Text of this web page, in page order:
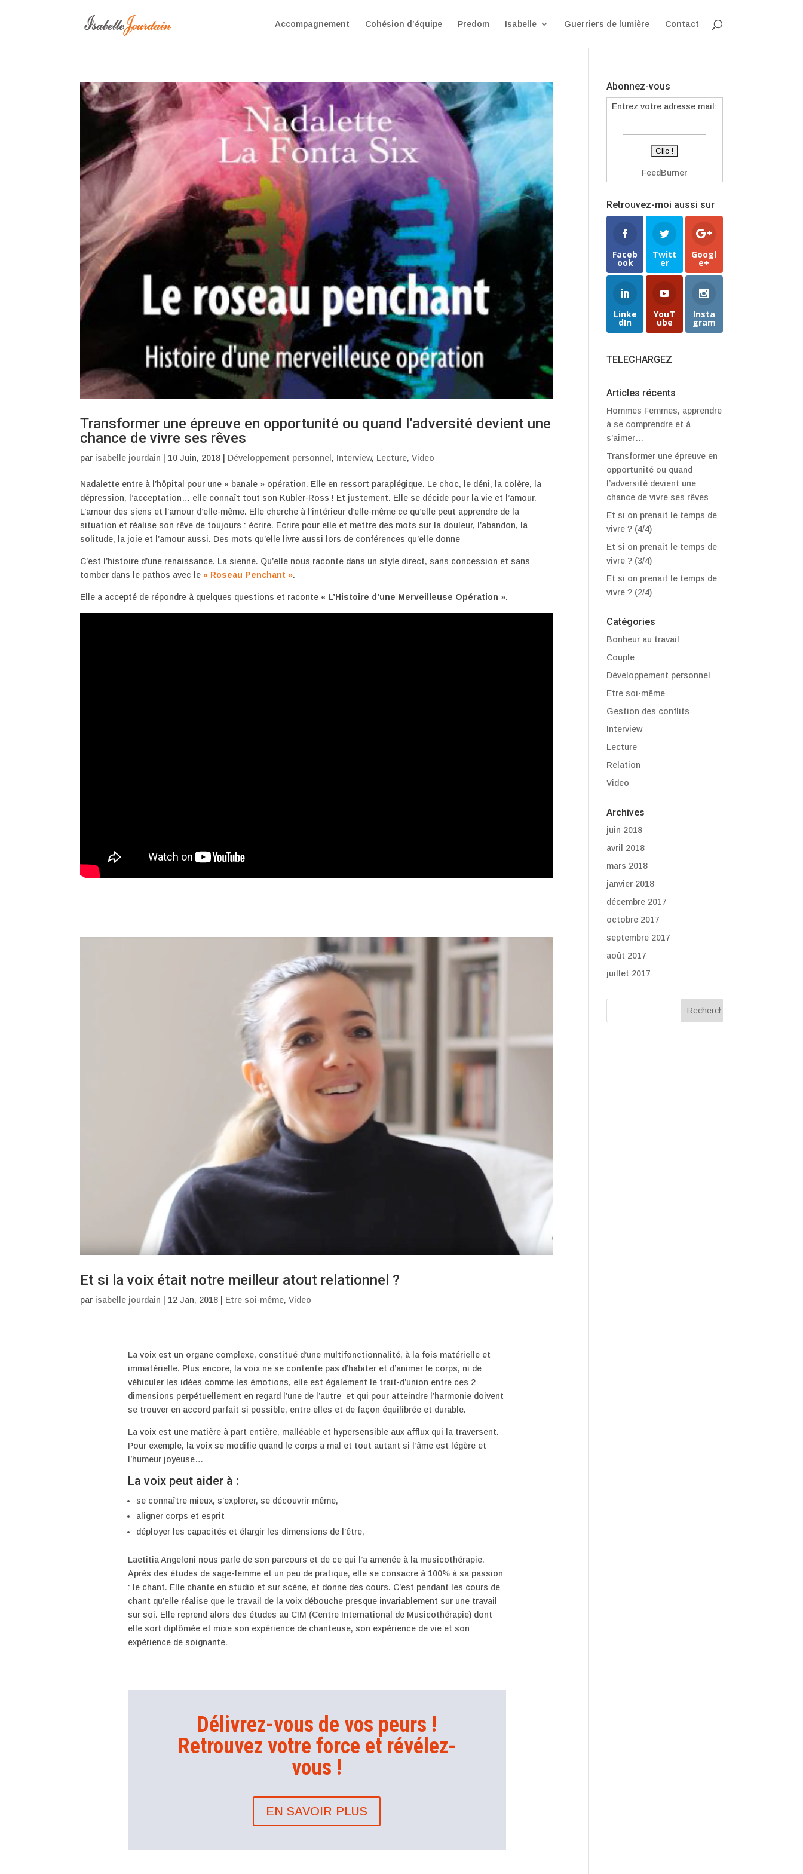
Accompagnement Cohésion d’équipe Predom Isabelle Guerriers de lumière Contact
Transformer une épreuve en opportunité ou quand l’adversité devient une
chance de vivre ses rêves
par isabelle jourdain 10 Juin, 2018 Développement personnel , Interview, Lecture,Video
Nadalette entre à l’hôpital pour une « banale » opération. Elle en ressort paraplégique. Le choc, le déni, la colère, la
dépression, l’acceptation… elle connaît tout son Kübler-Ross ! Et justement. Elle se décide pour la vie et l’amour.
L’amour des siens et l’amour d’elle-même. Elle cherche à l’intérieur d’elle-même ce qu’elle peut apprendre de la
situation et réalise son rêve de toujours : écrire. Ecrire pour elle et mettre des mots sur la douleur, l’abandon, la
solitude, la joie et l’amour aussi. Des mots qu’elle livre aussi lors de conférences qu’elle donne
C’est l’histoire d’une renaissance. La sienne. Qu’elle nous raconte dans un style direct, sans concession et sans
tomber dans le pathos avec le « Roseau Penchant ».
Elle a accepté de répondre à quelques questions et raconte « L’Histoire d’une Merveilleuse Opération ».
Et si la voix était notre meilleur atout relationnel ?
par isabelle jourdain 12 Jan, 2018 Etre soi-même,Video
La voix est un organe complexe, constitué d’une multifonctionnalité, à la fois matérielle et
immatérielle. Plus encore, la voix ne se contente pas d’habiter et d’animer le corps, ni de
véhiculer les idées comme les émotions, elle est également le trait-d’union entre ces 2
dimensions perpétuellement en regard l’une de l’autre et qui pour atteindre l’harmonie doivent
se trouver en accord parfait si possible, entre elles et de façon équilibrée et durable.
La voix est une matière à part entière, malléable et hypersensible aux afflux qui la traversent.
Pour exemple, la voix se modifie quand le corps a mal et tout autant si l’âme est légère et
l’humeur joyeuse…
La voix peut aider à :
se connaître mieux, s’explorer, se découvrir même,
aligner corps et esprit
déployer les capacités et élargir les dimensions de l’être,
Laetitia Angeloni nous parle de son parcours et de ce qui l’a amenée à la musicothérapie.
Après des études de sage-femme et un peu de pratique, elle se consacre à 100% à sa passion
: le chant. Elle chante en studio et sur scène, et donne des cours. C’est pendant les cours de
chant qu’elle réalise que le travail de la voix débouche presque invariablement sur une travail
sur soi. Elle reprend alors des études au CIM (Centre International de Musicothérapie) dont
elle sort diplômée et mixe son expérience de chanteuse, son expérience de vie et son
expérience de soignante.
Délivrez-vous de vos peurs !
Retrouvez votre force et révélez-
vous !
EN SAVOIR PLUS
Abonnez-vous
Entrez votre adresse mail:
FeedBurner
Retrouvez-moi aussi sur
Faceb
ook
Twitt
er
Googl
e+
Linke
dIn
YouT
ube
Insta
gram
TELECHARGEZ
Articles récents
Hommes Femmes, apprendre
à se comprendre et à
s’aimer…
Transformer une épreuve en
opportunité ou quand
l’adversité devient une
chance de vivre ses rêves
Et si on prenait le temps de
vivre ? (4/4)
Et si on prenait le temps de
vivre ? (3/4)
Et si on prenait le temps de
vivre ? (2/4)
Catégories
Bonheur au travail
Couple
Développement personnel
Etre soi-même
Gestion des conflits
Interview
Lecture
Relation
Video
Archives
juin 2018
avril 2018
mars 2018
janvier 2018
décembre 2017
octobre 2017
septembre 2017
août 2017
juillet 2017